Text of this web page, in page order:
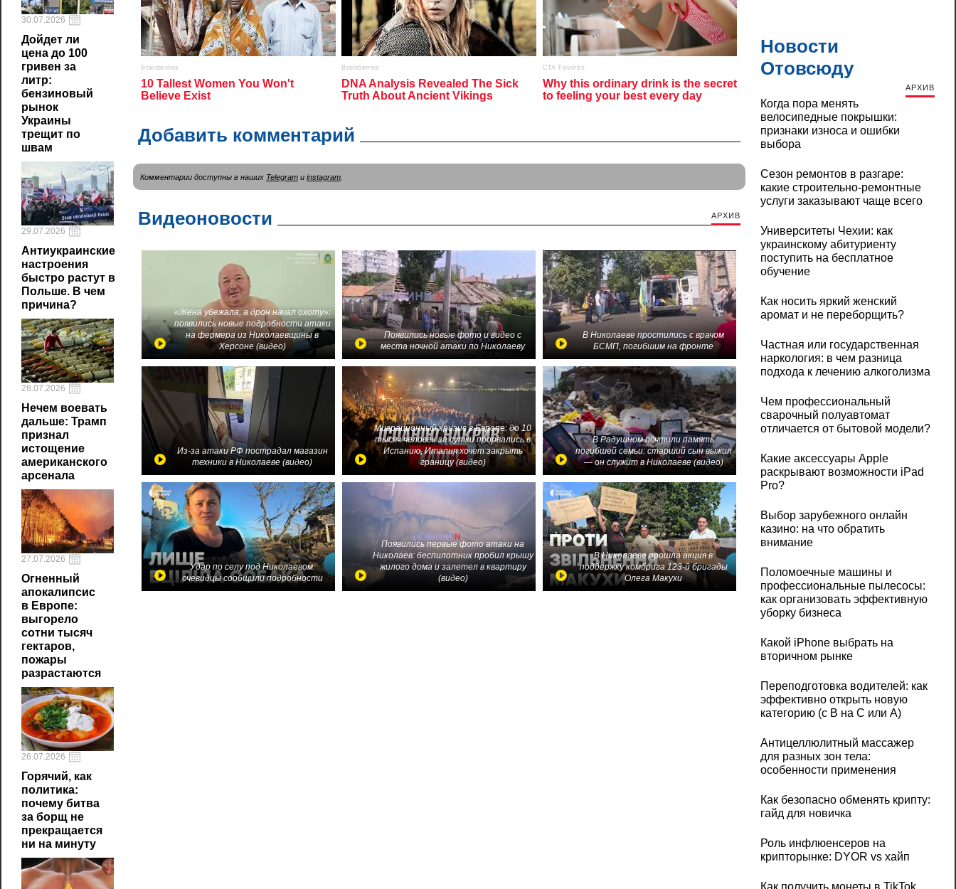
30.07.2026
Дойдет ли
цена до 100
гривен за
литр:
бензиновый
рынок
Украины
трещит по
швам
29.07.2026
Антиукраинские
настроения
быстро растут в
Польше. В чем
причина?
28.07.2026
Нечем воевать
дальше: Трамп
признал
истощение
американского
арсенала
27.07.2026
Огненный
апокалипсис
в Европе:
выгорело
сотни тысяч
гектаров,
пожары
разрастаются
26.07.2026
Горячий, как
политика:
почему битва
за борщ не
прекращается
ни на минуту
Добавить комментарий
Комментарии доступны в наших Telegram и instagram.
Видеоновости АРХИВ
«Жена убежала, а дрон начал охоту»:
появились новые подробности атаки
на фермера из Николаевщины в
Херсоне (видео)
Появились новые фото и видео с
места ночной атаки по Николаеву
В Николаеве простились с врачом
БСМП, погибшим на фронте
Из-за атаки РФ пострадал магазин
техники в Николаеве (видео)
Миграционный кризис в Европе: до 10
тысяч человек за сутки прорвались в
Испанию, Италия хочет закрыть
границу (видео)
В Радушном почтили память
погибшей семьи: старший сын выжил
— он служит в Николаеве (видео)
Удар по селу под Николаевом:
очевидцы сообщили подробности
Появились первые фото атаки на
Николаев: беспилотник пробил крышу
жилого дома и залетел в квартиру
(видео)
В Николаеве прошла акция в
поддержку комбрига 123-й бригады
Олега Макухи
Новости
Отовсюду
АРХИВ
Когда пора менять
велосипедные покрышки:
признаки износа и ошибки
выбора
Сезон ремонтов в разгаре:
какие строительно-ремонтные
услуги заказывают чаще всего
Университеты Чехии: как
украинскому абитуриенту
поступить на бесплатное
обучение
Как носить яркий женский
аромат и не переборщить?
Частная или государственная
наркология: в чем разница
подхода к лечению алкоголизма
Чем профессиональный
сварочный полуавтомат
отличается от бытовой модели?
Какие аксессуары Apple
раскрывают возможности iPad
Pro?
Выбор зарубежного онлайн
казино: на что обратить
внимание
Поломоечные машины и
профессиональные пылесосы:
как организовать эффективную
уборку бизнеса
Какой iPhone выбрать на
вторичном рынке
Переподготовка водителей: как
эффективно открыть новую
категорию (с B на C или А)
Антицеллюлитный массажер
для разных зон тела:
особенности применения
Как безопасно обменять крипту:
гайд для новичка
Роль инфлюенсеров на
крипторынке: DYOR vs хайп